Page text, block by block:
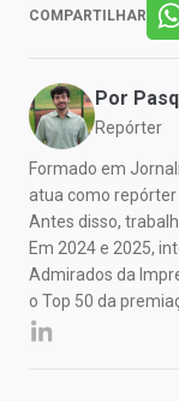
COMPARTILHAR
Por
Repórter
Formado em
atua como
Antes disso,
Em 2024 e 2025,
Admirados da
o Top 50 da